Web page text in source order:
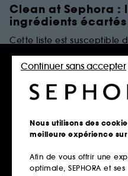
Clean at Sephora :
ingrédients écartés
Cette liste est susceptible
PARFUMS
Règles de
Parfums
Nous utilisons des
meilleure expérience
Afin de vous offrir une
optimale, SEPHORA et
Continuer sans accepter